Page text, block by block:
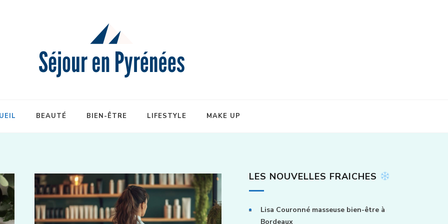
BEAUTÉ BIEN-ÊTRE LIFESTYLE MAKE UP
LES NOUVELLES FRAICHES
Lisa Couronné masseuse bien-être à
Bordeaux